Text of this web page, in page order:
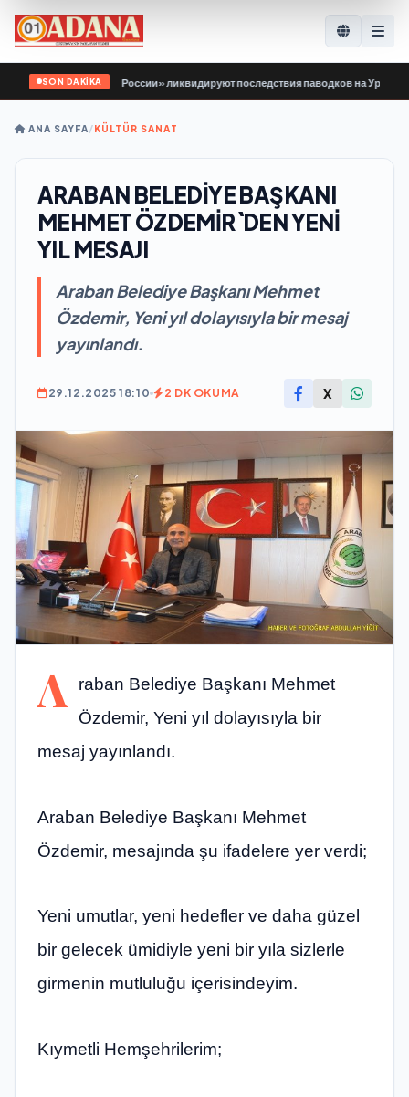
SON DAKİKA
Гвардии Единой России» ликвидируют последствия паводков на Урале и
ANA SAYFA/KÜLTÜR SANAT
ARABAN BELEDİYE BAŞKANI
MEHMET ÖZDEMİR`DEN YENİ
YIL MESAJI
Araban Belediye Başkanı Mehmet
Özdemir, Yeni yıl dolayısıyla bir mesaj
yayınlandı.
29.12.2025 18:10 2 DK OKUMA X
A
raban Belediye Başkanı Mehmet
Özdemir, Yeni yıl dolayısıyla bir
mesaj yayınlandı.
Araban Belediye Başkanı Mehmet
Özdemir, mesajında şu ifadelere yer verdi;
Yeni umutlar, yeni hedefler ve daha güzel
bir gelecek ümidiyle yeni bir yıla sizlerle
girmenin mutluluğu içerisindeyim.
Kıymetli Hemşehrilerim;